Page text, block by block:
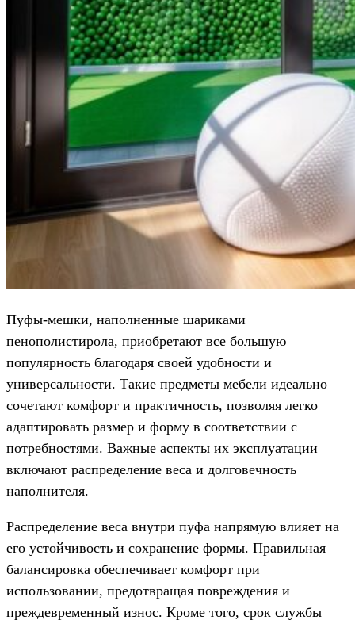
Пуфы-мешки, наполненные шариками
пенополистирола, приобретают все большую
популярность благодаря своей удобности и
универсальности. Такие предметы мебели идеально
сочетают комфорт и практичность, позволяя легко
адаптировать размер и форму в соответствии с
потребностями. Важные аспекты их эксплуатации
включают распределение веса и долговечность
наполнителя.
Распределение веса внутри пуфа напрямую влияет на
его устойчивость и сохранение формы. Правильная
балансировка обеспечивает комфорт при
использовании, предотвращая повреждения и
преждевременный износ. Кроме того, срок службы